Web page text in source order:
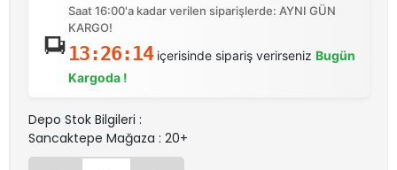
Saat 16:00'a kadar verilen siparişlerde: AYNI GÜN
KARGO!
13:26:14içerisinde sipariş verirseniz Bugün
Kargoda !
Depo Stok Bilgileri :
Sancaktepe Mağaza : 20+